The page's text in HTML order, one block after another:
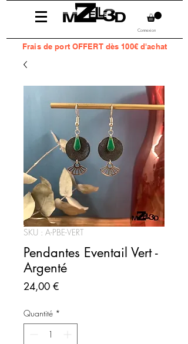
Connexion
Fraisde port OFFERT dès 100€ d'achat
SKU : A-PBE-VERT
Pendantes Eventail Vert -
Argenté
24,00 €Prix
Quantité *